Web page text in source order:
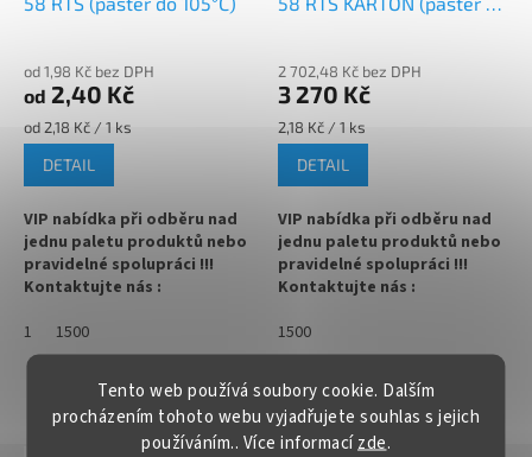
Tento web používá soubory cookie. Dalším
procházením tohoto webu vyjadřujete souhlas s jejich
používáním.. Více informacízde.
dezerty, ořechová másla
objednejte ZDE
od 1,98 Kč bez DPH
od 2,40 Kč
Měrná
cena:
od 2,18 Kč / 1 ks
DETAIL
VIP nabídka při odběru nad
jednu paletu produktů nebo
pravidelné spolupráci !!!
Kontaktujte nás :
✅Víčko na sklenici s uzávěrem
typu Twist Off 58
✅ Šroubovací víčko pro snadné
otevření sklenice
1 1500
2 702,48 Kč bez DPH
3 270 Kč
Měrná
cena:
2,18 Kč / 1 ks
DETAIL
VIP nabídka při odběru nad
jednu paletu produktů nebo
pravidelné spolupráci !!!
Kontaktujte nás :
✅Víčko Twist Off RTS pro
pasteraci do 105 °C
✅ Na sklenice se šroubovacím
uzávěrem Twist Off 58
1500
ZOBRAZIT VŠECHNY PODOBNÉ PRODUKTY